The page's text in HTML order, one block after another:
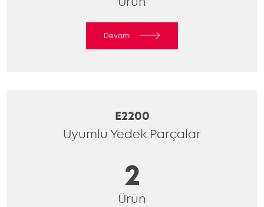
Devamı
E2200
Uyumlu Yedek Parçalar
2
Ürün